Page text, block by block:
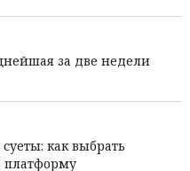
за две недели
как выбрать
платформу